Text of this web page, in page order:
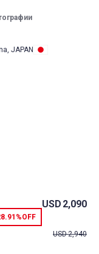
OFF
USD 2,090
USD2,940
JAPAN